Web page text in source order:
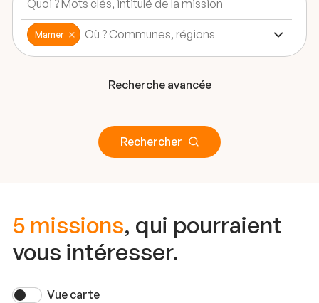
Mamer
Recherche avancée
Rechercher
5 missions, qui pourraient
vous intéresser.
Vue carte